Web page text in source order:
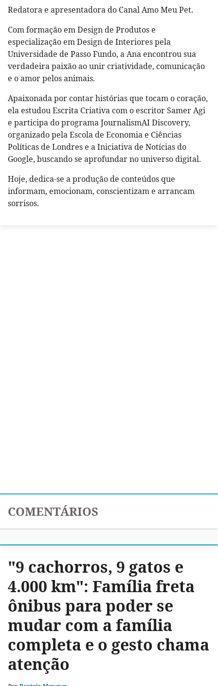
Redatora e apresentadora do Canal Amo Meu Pet.
Com formação em Design de Produtos e
especialização em Design de Interiores pela
Universidade de Passo Fundo, a Ana encontrou sua
verdadeira paixão ao unir criatividade, comunicação
e o amor pelos animais.
Apaixonada por contar histórias que tocam o coração,
ela estudou Escrita Criativa com o escritor Samer Agi
e participa do programa JournalismAI Discovery,
organizado pela Escola de Economia e Ciências
Políticas de Londres e a Iniciativa de Notícias do
Google, buscando se aprofundar no universo digital.
Hoje, dedica-se a produção de conteúdos que
informam, emocionam, conscientizam e arrancam
sorrisos.
COMENTÁRIOS